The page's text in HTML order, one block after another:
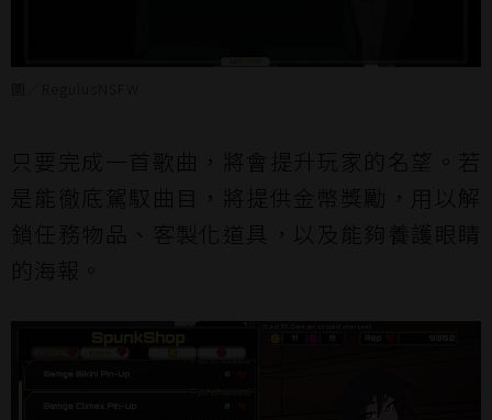
只要完成一首歌曲，將會提升玩家的名望。若
是能徹底駕馭曲目，將提供金幣獎勵，用以解
鎖任務物品、客製化道具，以及能夠養護眼睛
的海報。